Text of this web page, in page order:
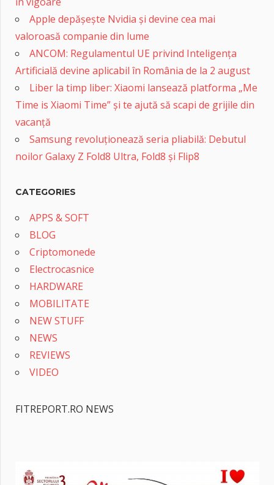
Apple depășește Nvidia și devine cea mai
valoroasă companie din lume
ANCOM: Regulamentul UE privind Inteligența
Artificială devine aplicabil în România de la 2 august
Liber la timp liber: Xiaomi lansează platforma „Me
Time is Xiaomi Time” și te ajută să scapi de grijile din
vacanță
Samsung revoluționează seria pliabilă: Debutul
noilor Galaxy Z Fold8 Ultra, Fold8 și Flip8
CATEGORIES
APPS & SOFT
BLOG
Criptomonede
Electrocasnice
HARDWARE
MOBILITATE
NEW STUFF
NEWS
REVIEWS
VIDEO
FITREPORT.RO NEWS